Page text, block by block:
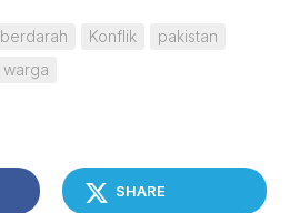
berdarah Konflik
pakistan
warga
SHARE